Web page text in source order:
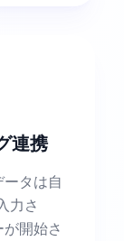
連携
タは自
力さ
開始さ